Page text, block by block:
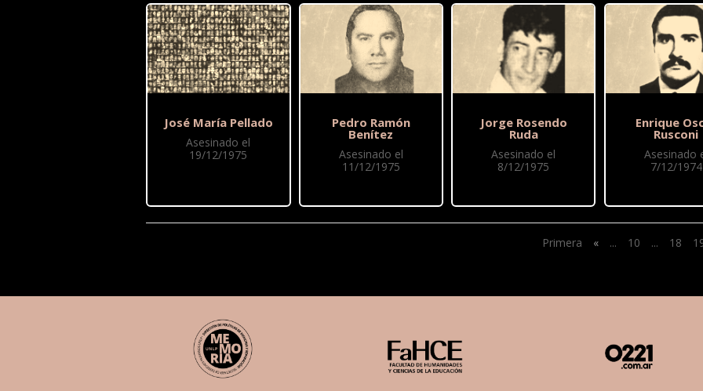
José María Pellado
Asesinado el
19/12/1975
Pedro Ramón
Benítez
Asesinado el
11/12/1975
Jorge Rosendo
Ruda
Asesinado el
8/12/1975
Enrique
Rusconi
Asesinado
7/12/1974
Primera « ... 10 ... 18